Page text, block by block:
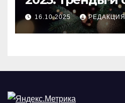
идеального
16.10.2025 РЕДАКЦИЯ